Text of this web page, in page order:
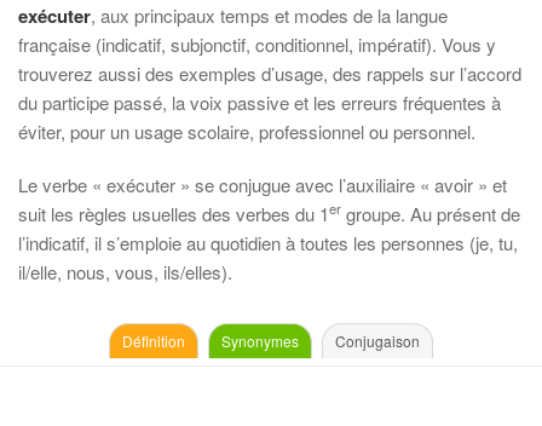
exécuter, aux principaux temps et modes de la langue
française (indicatif, subjonctif, conditionnel, impératif). Vous y
trouverez aussi des exemples d’usage, des rappels sur l’accord
du participe passé, la voix passive et les erreurs fréquentes à
éviter, pour un usage scolaire, professionnel ou personnel.
Le verbe « exécuter » se conjugue avec l’auxiliaire « avoir » et
suit les règles usuelles des verbes du 1er groupe. Au présent de
l’indicatif, il s’emploie au quotidien à toutes les personnes (je, tu,
il/elle, nous, vous, ils/elles).
Définition Synonymes Conjugaison